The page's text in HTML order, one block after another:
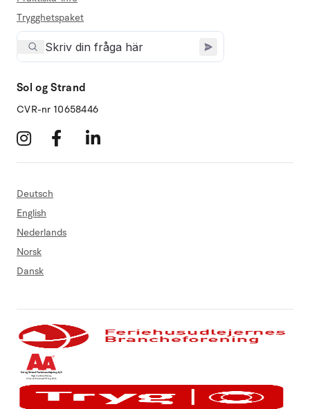
Trygghetspaket
Sol og Strand
CVR-nr 10658446
Deutsch
English
Nederlands
Norsk
Dansk